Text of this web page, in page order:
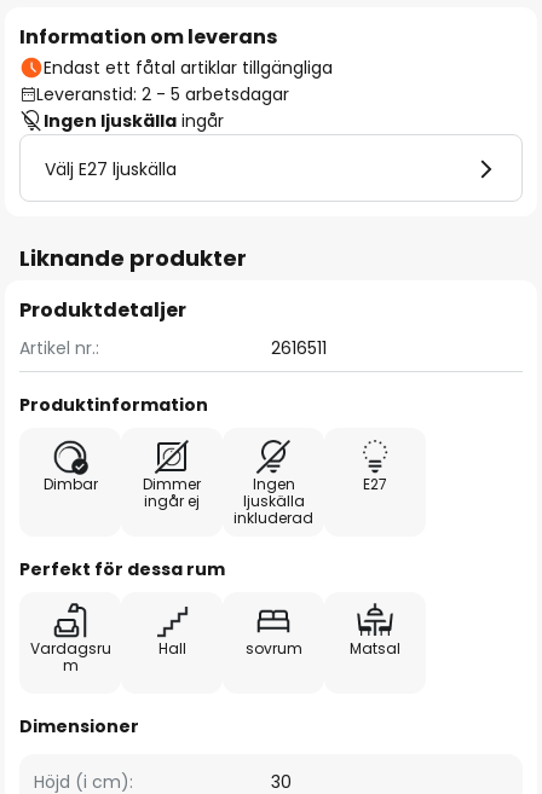
Information om leverans
Endast ett fåtal artiklar tillgängliga
Leveranstid: 2 - 5 arbetsdagar
Ingen ljuskälla ingår
Välj E27 ljuskälla
Liknande produkter
Produktdetaljer
Artikel nr.: 2616511
Produktinformation
Dimbar
Dimmer
ingår ej
Ingen
ljuskälla
inkluderad
E27
Perfekt för dessa rum
Vardagsru
m
Hall sovrum Matsal
Dimensioner
Höjd (i cm):
30